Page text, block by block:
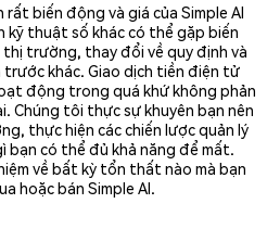
biến động và giá của Simple AI
kỹ thuật số khác có thể gặp biến
trường, thay đổi về quy định và
khác. Giao dịch tiền điện tử
động trong quá khứ không phản
Chúng tôi thực sự khuyên bạn nên
thực hiện các chiến lược quản lý
bạn có thể đủ khả năng để mất.
về bất kỳ tổn thất nào mà bạn
hoặc bán Simple AI.